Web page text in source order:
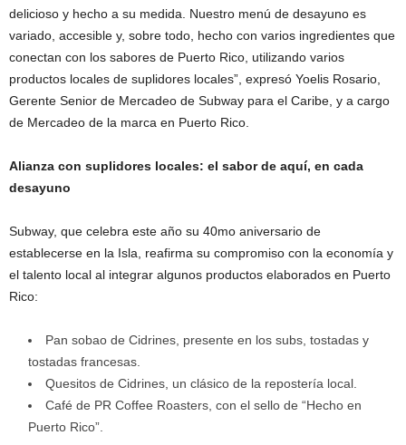
delicioso y hecho a su medida. Nuestro menú de desayuno es
variado, accesible y, sobre todo, hecho con varios ingredientes que
conectan con los sabores de Puerto Rico, utilizando varios
productos locales de suplidores locales”, expresó Yoelis Rosario,
Gerente Senior de Mercadeo de Subway para el Caribe, y a cargo
de Mercadeo de la marca en Puerto Rico.
Alianza con suplidores locales: el sabor de aquí, en cada
desayuno
Subway, que celebra este año su 40mo aniversario de
establecerse en la Isla, reafirma su compromiso con la economía y
el talento local al integrar algunos productos elaborados en Puerto
Rico:
Pan sobao de Cidrines, presente en los subs , tostadas y
tostadas francesas.
Quesitos de Cidrines, un clásico de la repostería local.
Café de PR Coffee Roasters, con el sello de “Hecho en
Puerto Rico”.